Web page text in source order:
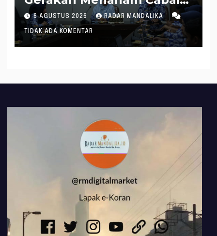
Tangani Inflasi
6 AGUSTUS 2026 RADAR MANDALIKA
TIDAK ADA KOMENTAR